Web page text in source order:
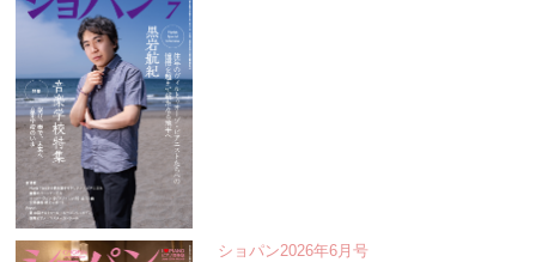
ショパン2026年6月号